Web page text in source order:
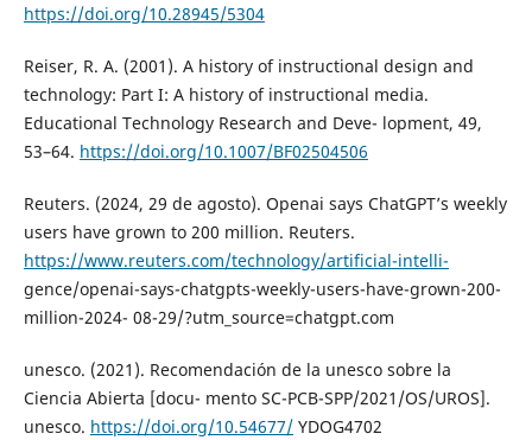
https://doi.org/10.28945/5304
Reiser, R. A. (2001). A history of instructional design and
technology: Part I: A history of instructional media.
Educational Technology Research and Deve- lopment, 49,
53–64. https://doi.org/10.1007/BF02504506
Reuters. (2024, 29 de agosto). Openai says ChatGPT’s weekly
users have grown to 200 million. Reuters.
https://www.reuters.com/technology/artificial-intelli-
gence/openai-says-chatgpts-weekly-users-have-grown-200-
million-2024- 08-29/?utm_source=chatgpt.com
unesco. (2021). Recomendación de la unesco sobre la
Ciencia Abierta [docu- mento SC-PCB-SPP/2021/OS/UROS].
unesco. https://doi.org/10.54677/YDOG4702